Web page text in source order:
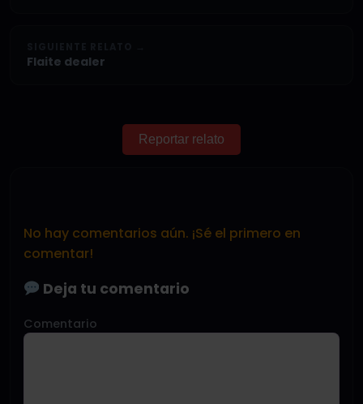
Flaite dealer
Reportar relato
No hay comentarios aún. ¡Sé el primero en
comentar!
Deja tu comentario
Comentario